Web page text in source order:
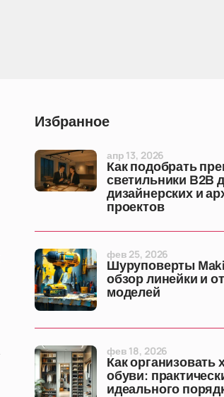
Избранное
Как подобрать
светильники B2B
дизайнерских и
проектов
апр 13, 2026
Шуруповерты
обзор линейки и
моделей
фев 25, 2026
Как организовать
обуви:
идеального
фев 18, 2026